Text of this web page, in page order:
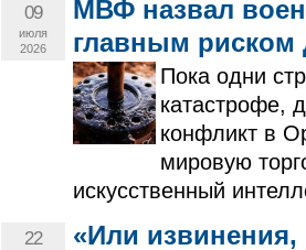
09
июля
2026
МВФ назвал
главным риском
Пока одни
катастрофе,
конфликт в
мировую
искусственный
22
«Или